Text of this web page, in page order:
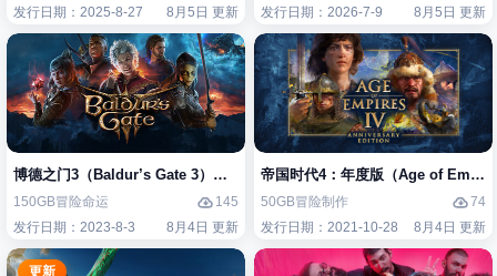
发行日期：2025-8-27
8月5日 更新
发行日期：2026-7-9
8月5日 更新
博德之门3（Baldur’s Gate 3）免安装中文版
150GB冒险命运
145
发行日期：2023-8-3
8月4日 更新
帝国时代4：年度版（Age of
50GB冒险制作
74
发行日期：2021-10-28
8月4日 更新
更新